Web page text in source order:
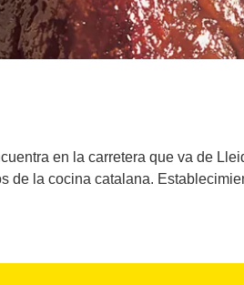
en la carretera que va de
de la cocina catalana.